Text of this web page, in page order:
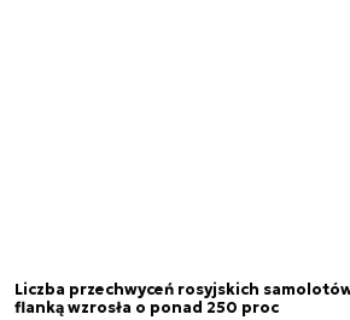
Liczba przechwyceń rosyjskich
flanką wzrosła o ponad 250 proc